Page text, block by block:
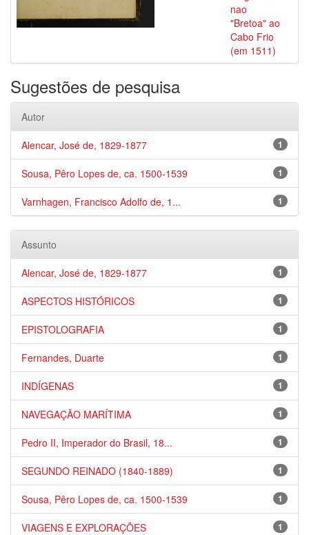
nao
"Bretoa" ao
Cabo Frio
(em 1511)
Sugestões de pesquisa
Autor
1
Alencar, José de, 1829-1877
1
Sousa, Pêro Lopes de, ca. 1500-1539
1
Varnhagen, Francisco Adolfo de, 1...
Assunto
1
Alencar, José de, 1829-1877
1
ASPECTOS HISTÓRICOS
1
EPISTOLOGRAFIA
1
Fernandes, Duarte
1
INDÍGENAS
1
NAVEGAÇÃO MARÍTIMA
1
Pedro II, Imperador do Brasil, 18...
1
SEGUNDO REINADO (1840-1889)
1
Sousa, Pêro Lopes de, ca. 1500-1539
1
VIAGENS E EXPLORAÇÕES